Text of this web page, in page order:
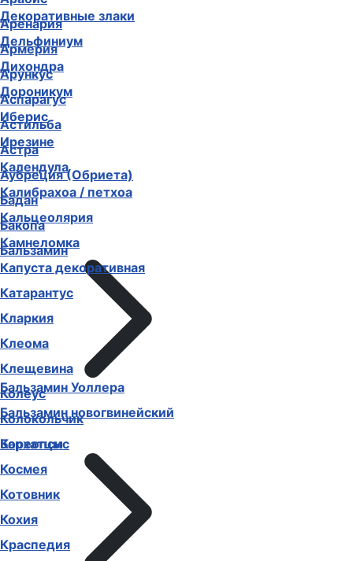
Аренария
Армерия
Арункус
Аспарагус
Астильба
Астра
Аубреция (Обриета)
Бадан
Бакопа
Бальзамин
Бальзамин Уоллера
Бальзамин новогвинейский
Бархатцы
Декоративные злаки
Дельфиниум
Дихондра
Дороникум
Иберис
Ирезине
Календула
Калибрахоа / петхоа
Кальцеолярия
Камнеломка
Капуста декоративная
Катарантус
Кларкия
Клеома
Клещевина
Колеус
Колокольчик
Кореопсис
Космея
Котовник
Кохия
Краспедия